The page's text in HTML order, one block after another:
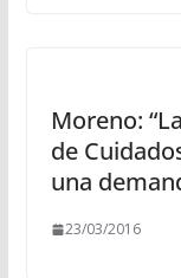
Moreno:
de
una
23/03/2016